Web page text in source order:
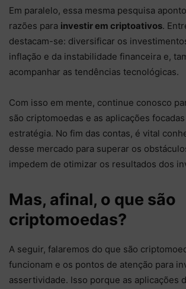
Em paralelo, essa mesma pesquisa
razões para investir em criptoativos.
destacam-se: diversificar os
inflação e da instabilidade financeira e,
acompanhar as tendências tecnológicas.
Com isso em mente, continue conosco
são criptomoedas e as aplicações
estratégia. No fim das contas, é vital
desse mercado para superar os
impedem de otimizar os resultados dos
Mas, afinal, o que são
criptomoedas?
A seguir, falaremos do que são
funcionam e os pontos de atenção para
assertividade. Isso porque as aplicações